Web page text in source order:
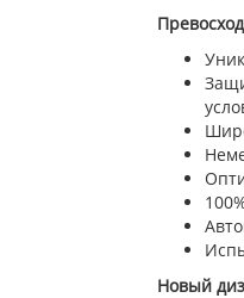
Новый